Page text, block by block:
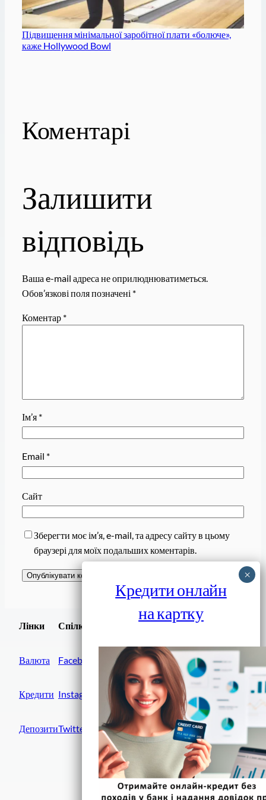
Підвищення мінімальної заробітної плати «болюче»,
каже Hollywood Bowl
Коментарі
Залишити
відповідь
Ваша e-mail адреса не оприлюднюватиметься.
Обов’язкові поля позначені *
Коментар *
Ім’я *
Email *
Сайт
Зберегти моє ім’я, e-mail, та адресу сайту в цьому
браузері для моїх подальших коментарів.
Лінки
Валюта
Кредити
Депозити
Спілки
Facebook
Instagram
Twitter
Завантажити
Фінанси IN UA
вулиця Хрещатик, 14
Кредити онлайн
на картку